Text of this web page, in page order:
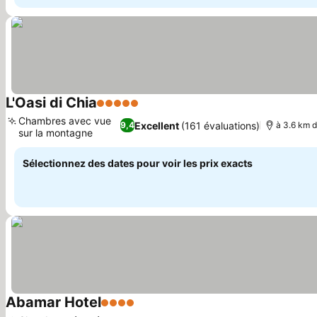
L'Oasi di Chia5 Étoiles
9,4Excellent (161 évaluations)
Chambres avec vue
sur la montagne
à 3.6 km
Sélectionnez des dates pour voir les prix exacts
Abamar Hotel4 Étoiles